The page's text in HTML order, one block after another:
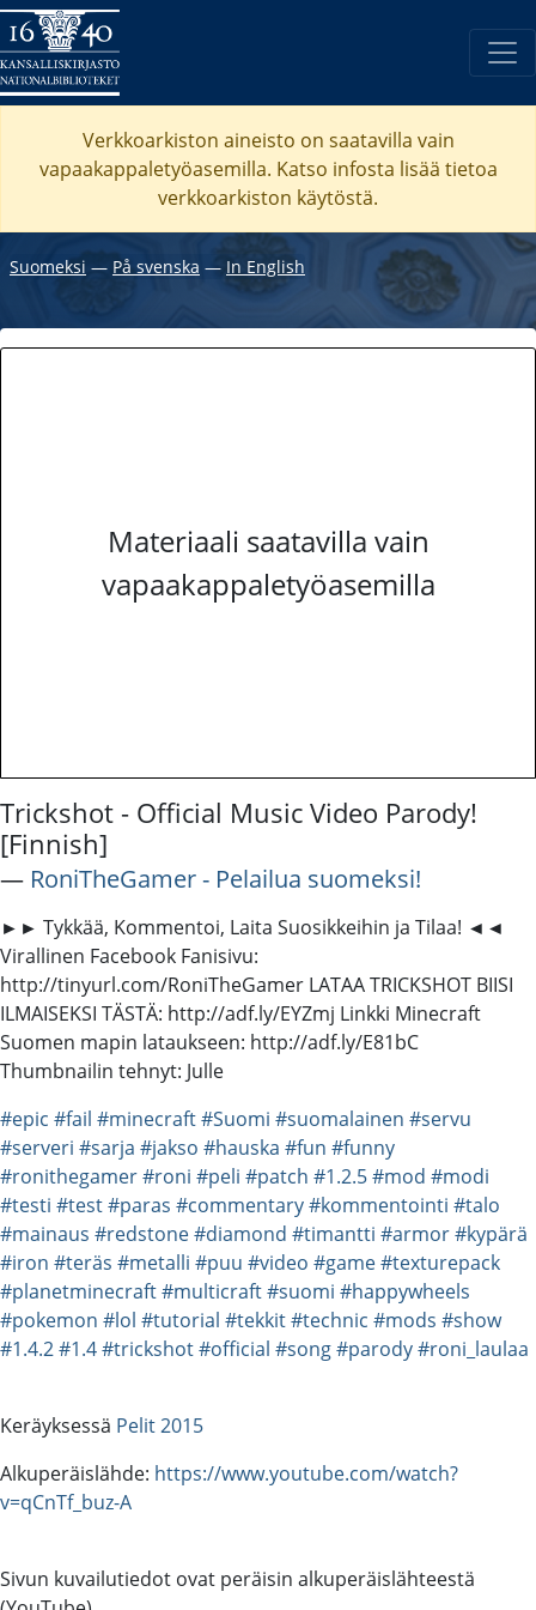
Verkkoarkiston aineisto on saatavilla vain
vapaakappaletyöasemilla. Katso infosta lisää tietoa
verkkoarkiston käytöstä.
Suomeksi ― På svenska ― In English
Materiaali saatavilla vain
vapaakappaletyöasemilla
Trickshot - Official Music Video Parody!
[Finnish]
― RoniTheGamer - Pelailua suomeksi!
►► Tykkää, Kommentoi, Laita Suosikkeihin ja Tilaa! ◄◄
Virallinen Facebook Fanisivu:
http://tinyurl.com/RoniTheGamer LATAA TRICKSHOT BIISI
ILMAISEKSI TÄSTÄ: http://adf.ly/EYZmj Linkki Minecraft
Suomen mapin lataukseen: http://adf.ly/E81bC
Thumbnailin tehnyt: Julle
#epic #fail #minecraft#Suomi #suomalainen #servu
#serveri #sarja #jakso #hauska #fun #funny
#ronithegamer#roni #peli #patch #1.2.5#mod #modi
#testi #test#paras #commentary#kommentointi #talo
#mainaus #redstone#diamond #timantti #armor#kypärä
#iron #teräs #metalli #puu #video #game#texturepack
#planetminecraft#multicraft#suomi #happywheels
#pokemon #lol #tutorial #tekkit#technic #mods #show
#1.4.2#1.4#trickshot#official #song#parody#roni_laulaa
Keräyksessä Pelit 2015
Alkuperäislähde: https://www.youtube.com/watch?
v=qCnTf_buz-A
Sivun kuvailutiedot ovat peräisin alkuperäislähteestä